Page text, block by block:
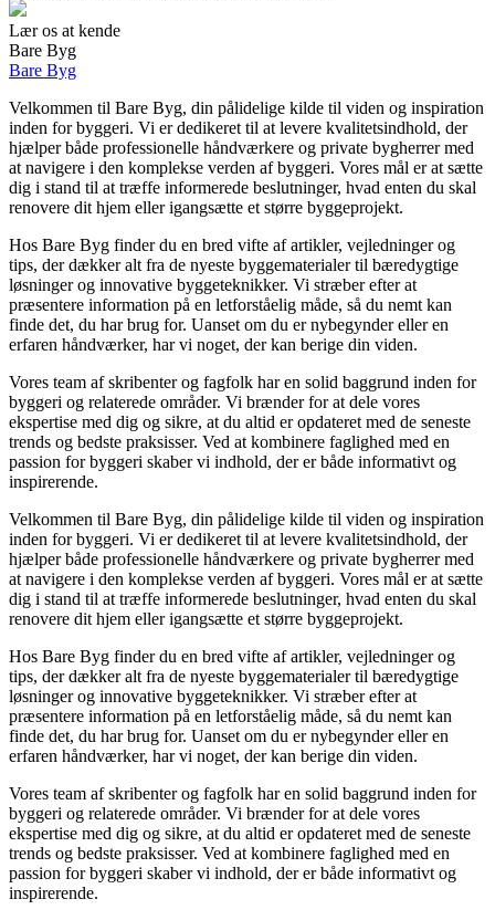
Lær os at kende
Bare Byg
Bare Byg
Velkommen til Bare Byg, din pålidelige kilde til viden og inspiration
inden for byggeri. Vi er dedikeret til at levere kvalitetsindhold, der
hjælper både professionelle håndværkere og private bygherrer med
at navigere i den komplekse verden af byggeri. Vores mål er at sætte
dig i stand til at træffe informerede beslutninger, hvad enten du skal
renovere dit hjem eller igangsætte et større byggeprojekt.
Hos Bare Byg finder du en bred vifte af artikler, vejledninger og
tips, der dækker alt fra de nyeste byggematerialer til bæredygtige
løsninger og innovative byggeteknikker. Vi stræber efter at
præsentere information på en letforståelig måde, så du nemt kan
finde det, du har brug for. Uanset om du er nybegynder eller en
erfaren håndværker, har vi noget, der kan berige din viden.
Vores team af skribenter og fagfolk har en solid baggrund inden for
byggeri og relaterede områder. Vi brænder for at dele vores
ekspertise med dig og sikre, at du altid er opdateret med de seneste
trends og bedste praksisser. Ved at kombinere faglighed med en
passion for byggeri skaber vi indhold, der er både informativt og
inspirerende.
Velkommen til Bare Byg, din pålidelige kilde til viden og inspiration
inden for byggeri. Vi er dedikeret til at levere kvalitetsindhold, der
hjælper både professionelle håndværkere og private bygherrer med
at navigere i den komplekse verden af byggeri. Vores mål er at sætte
dig i stand til at træffe informerede beslutninger, hvad enten du skal
renovere dit hjem eller igangsætte et større byggeprojekt.
Hos Bare Byg finder du en bred vifte af artikler, vejledninger og
tips, der dækker alt fra de nyeste byggematerialer til bæredygtige
løsninger og innovative byggeteknikker. Vi stræber efter at
præsentere information på en letforståelig måde, så du nemt kan
finde det, du har brug for. Uanset om du er nybegynder eller en
erfaren håndværker, har vi noget, der kan berige din viden.
Vores team af skribenter og fagfolk har en solid baggrund inden for
byggeri og relaterede områder. Vi brænder for at dele vores
ekspertise med dig og sikre, at du altid er opdateret med de seneste
trends og bedste praksisser. Ved at kombinere faglighed med en
passion for byggeri skaber vi indhold, der er både informativt og
inspirerende.